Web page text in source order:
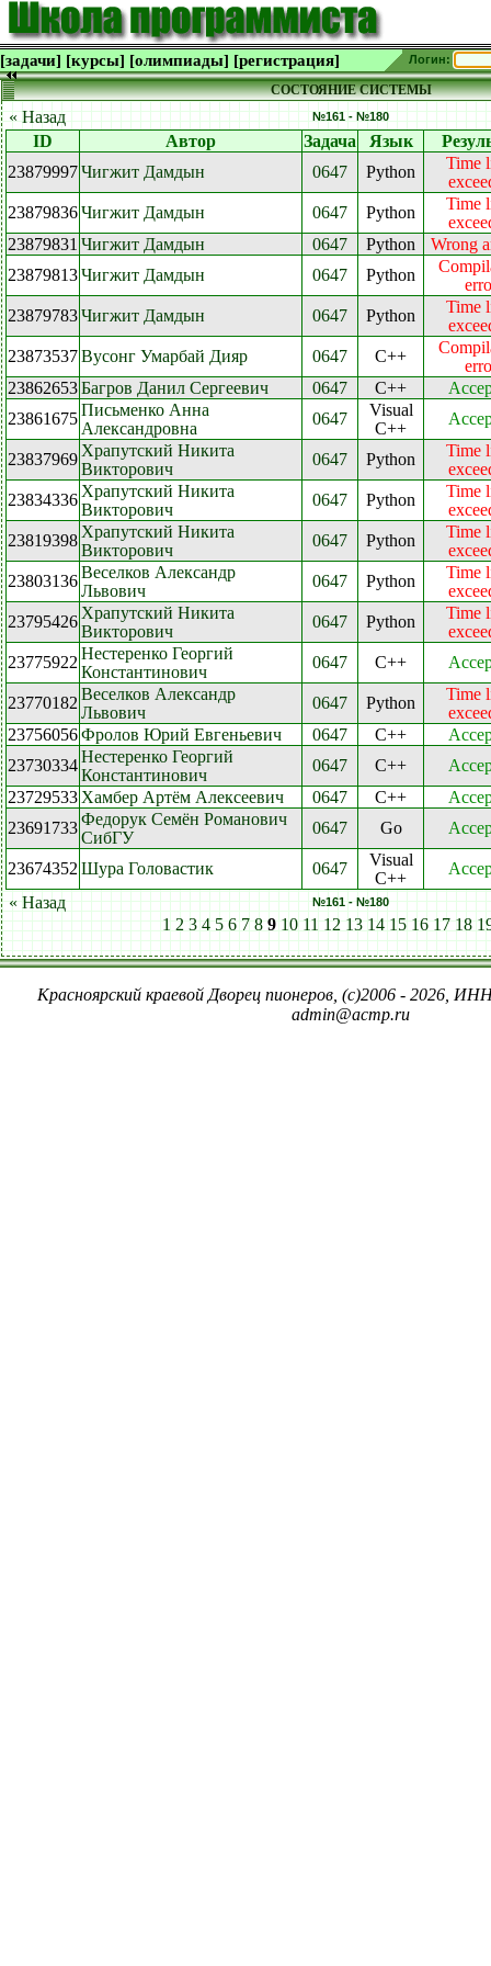
[задачи] [курсы] [олимпиады] [регистрация] Логин:
СОСТОЯНИЕ СИСТЕМЫ
« Назад №161 - №180
ID Автор Задача Язык
23879997Чигжит Дамдын 0647 Python
Time
23879836Чигжит Дамдын 0647 Python
Time
23879831 Чигжит Дамдын 0647 Python
Wrong
23879813Чигжит Дамдын 0647 Python
23879783Чигжит Дамдын 0647 Python
Time
23873537Вусонг Умарбай Дияр 0647 C++
23862653Багров Данил Сергеевич 0647 C++
23861675Письменко Анна
Александровна
0647
Visual
C++
23837969 Храпутский Никита
Викторович
0647 Python
Time
23834336 Храпутский Никита
Викторович
0647 Python
Time
23819398 Храпутский Никита
Викторович
0647 Python
Time
23803136Веселков Александр
Львович
0647 Python
Time
23795426 Храпутский Никита
Викторович
0647 Python
Time
23775922 Нестеренко Георгий
Константинович
0647 C++
23770182 Веселков Александр
Львович
0647 Python
Time
23756056Фролов Юрий Евгеньевич 0647 C++
23730334Нестеренко Георгий
Константинович
0647 C++
23729533 Хамбер Артём Алексеевич 0647 C++
23691733Федорук Семён Романович
СибГУ
0647 Go
23674352 Шура Головастик 0647
Visual
C++
« Назад
№161 - №180
1 2 3 4 5 6 7 8 9 10 11 12 13 14 15 16 17 18
Красноярский краевой Дворец пионеров, (c)2006 - 2026,
admin@acmp.ru